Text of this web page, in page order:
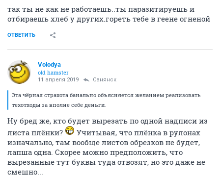
так ты не как не работаешь..ты паразитируешь и
отбираешь хлеб у других.гореть тебе в геене огненой
ОТВЕТИТЬ
Volodya
old hamster
11 апреля 2019 Санянск
Эта чёрная страхота банально объясняется желанием реализовать
техотходы за вполне себе деньги.
Ну бред же, кто будет вырезать по одной надписи из
листа плёнки?
Учитывая, что плёнка в рулонах
изначально, там вообще листов обрезков не будет,
лапша одна. Скорее можно предположить, что
вырезанные тут буквы туда отвозят, но это даже не
смешно...